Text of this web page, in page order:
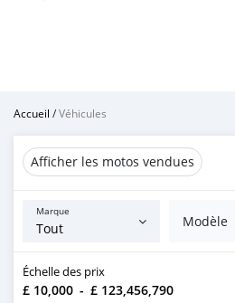
Accueil /Véhicules
Afficher les motos vendues
Marque
Modèle
Échelle des prix
£ 10,000 - £ 123,456,790